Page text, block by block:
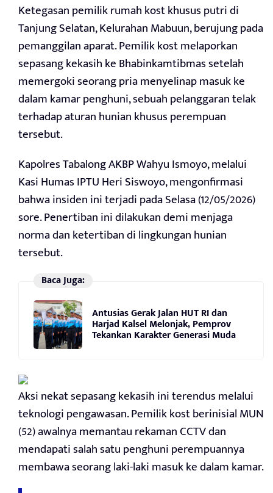
Ketegasan pemilik rumah kost khusus putri di
Tanjung Selatan, Kelurahan Mabuun, berujung pada
pemanggilan aparat. Pemilik kost melaporkan
sepasang kekasih ke Bhabinkamtibmas setelah
memergoki seorang pria menyelinap masuk ke
dalam kamar penghuni, sebuah pelanggaran telak
terhadap aturan hunian khusus perempuan
tersebut.
Kapolres Tabalong AKBP Wahyu Ismoyo, melalui
Kasi Humas IPTU Heri Siswoyo, mengonfirmasi
bahwa insiden ini terjadi pada Selasa (12/05/2026)
sore. Penertiban ini dilakukan demi menjaga
norma dan ketertiban di lingkungan hunian
tersebut.
Baca Juga:
Antusias Gerak Jalan HUT RI dan
Harjad Kalsel Melonjak, Pemprov
Tekankan Karakter Generasi Muda
Aksi nekat sepasang kekasih ini terendus melalui
teknologi pengawasan. Pemilik kost berinisial MUN
(52) awalnya memantau rekaman CCTV dan
mendapati salah satu penghuni perempuannya
membawa seorang laki-laki masuk ke dalam kamar.